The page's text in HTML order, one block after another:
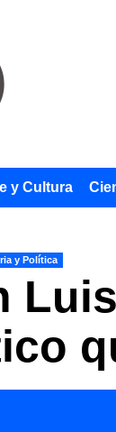
y Cultura
y Política